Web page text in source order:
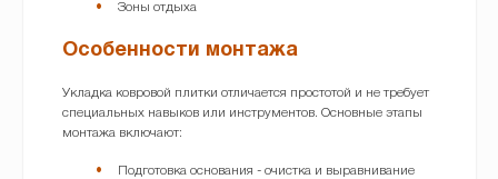
Зоны отдыха
Особенности монтажа
Укладка ковровой плитки отличается простотой и не требует
специальных навыков или инструментов. Основные этапы
монтажа включают:
Подготовка основания - очистка и выравнивание